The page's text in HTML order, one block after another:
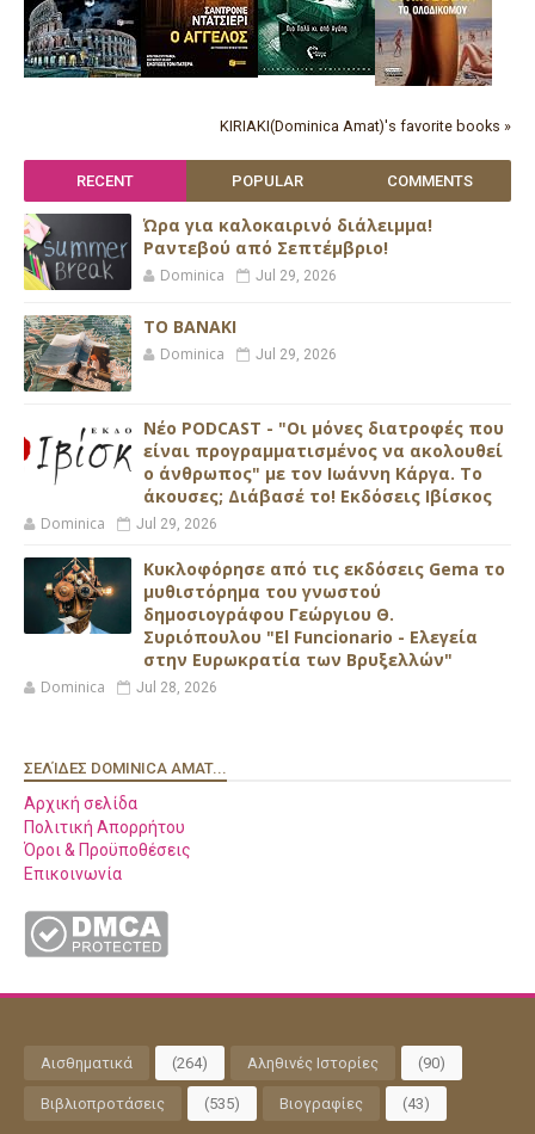
KIRIAKI(Dominica Amat)'s favorite books »
RECENT POPULAR COMMENTS
Ώρα για καλοκαιρινό διάλειμμα!
Ραντεβού από Σεπτέμβριο!
Dominica Jul 29, 2026
ΤΟ ΒΑΝΑΚΙ
Dominica Jul 29, 2026
Νέο PODCAST - "Οι μόνες διατροφές που
είναι προγραμματισμένος να ακολουθεί
ο άνθρωπος" με τον Ιωάννη Κάργα. Το
άκουσες; Διάβασέ το! Εκδόσεις Ιβίσκος
Dominica Jul 29, 2026
Κυκλοφόρησε από τις εκδόσεις Gema το
μυθιστόρημα του γνωστού
δημοσιογράφου Γεώργιου Θ.
Συριόπουλου "El Funcionario - Ελεγεία
στην Ευρωκρατία των Βρυξελλών"
Dominica Jul 28, 2026
ΣΕΛΊΔΕΣ DOMINICA AMAT...
Αρχική σελίδα
Πολιτική Απορρήτου
Όροι & Προϋποθέσεις
Επικοινωνία
Αισθηματικά (264) Αληθινές Ιστορίες (90)
Βιβλιοπροτάσεις (535) Βιογραφίες (43)